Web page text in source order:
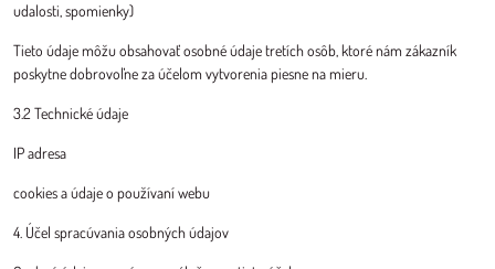
udalosti, spomienky)
Tieto údaje môžu obsahovať osobné údaje tretích osôb, ktoré nám zákazník
poskytne dobrovoľne za účelom vytvorenia piesne na mieru.
3.2 Technické údaje
IP adresa
cookies a údaje o používaní webu
4. Účel spracúvania osobných údajov